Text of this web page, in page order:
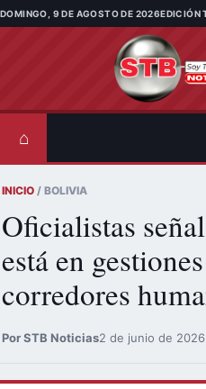
Saltar al contenido
DOMINGO, 9 DE AGOSTO DE 2026EDICIÓN
⌂
INICIO / BOLIVIA
Oficialistas
está en
corredores
Por STB Noticias2 de junio de 2026